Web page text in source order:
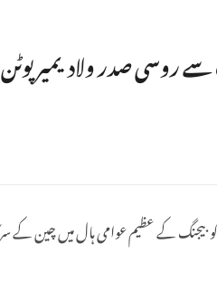
صدر ولادیمیر پوٹن
کے عظیم عوامی ہال میں چین کے